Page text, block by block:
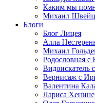
Каким мы
Михаил
Блоги
Блог Лицея
Алла
Михаил
Родословная
Вернисаж с
Валентина
Лариса